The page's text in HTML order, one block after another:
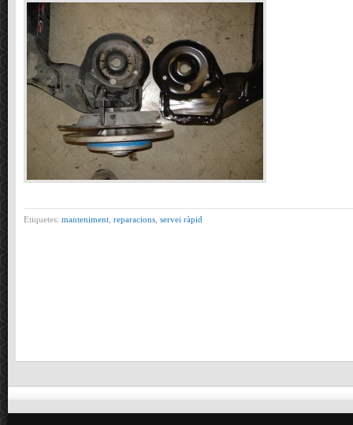
Etiquetes: manteniment reparacions servei ràpid